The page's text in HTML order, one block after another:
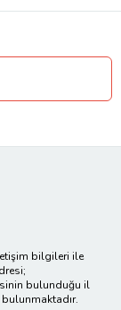
bilgileri ile
bulunduğu il